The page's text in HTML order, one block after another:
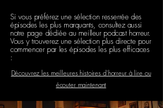
Si vous préférez une sélection resserrée des
épisodes les plus marquants, consultez aussi
notre page dédiée au meilleur podcast horreur.
Vous y trouverez une sélection plus directe pour
commencer par les épisodes les plus efficaces
:
Découvrez les meilleures histoires d'horreur à lire ou
écouter maintenant